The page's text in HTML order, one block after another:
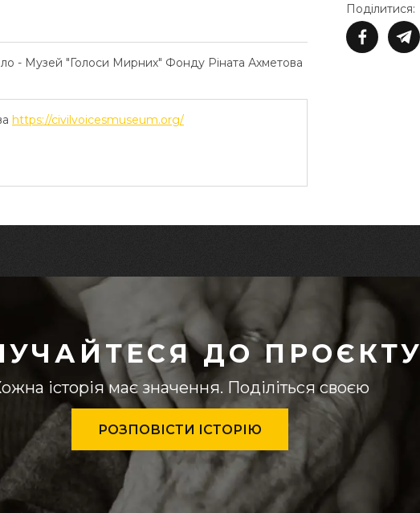
- Музей "Голоси Мирних" Фонду Ріната Ахметова
https://civilvoicesmuseum.org/
Поділитися:
ДО ПРОЄКТУ
історія має значення. Поділіться своєю
РОЗПОВІСТИ ІСТОРІЮ